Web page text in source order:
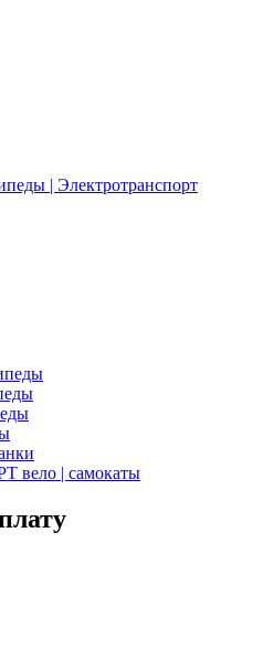
| Электротранспорт
| самокаты